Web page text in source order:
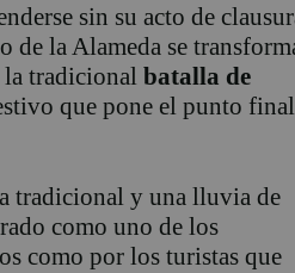
sin su acto de
de la Alameda se
la tradicional batalla de
que pone el punto final
tradicional y una lluvia de
como uno de los
como por los turistas que